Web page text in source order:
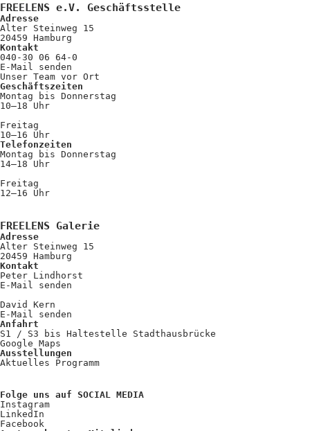
FREELENS e.V. Geschäftsstelle
Adresse
Alter Steinweg 15
20459 Hamburg
Kontakt
040-30 06 64-0
E-Mail senden
Unser Team vor Ort
Geschäftszeiten
Montag bis Donnerstag
10–18 Uhr
Freitag
10–16 Uhr
Telefonzeiten
Montag bis Donnerstag
14–18 Uhr
Freitag
12–16 Uhr
FREELENS Galerie
Adresse
Alter Steinweg 15
20459 Hamburg
Kontakt
Peter Lindhorst
E-Mail senden
David Kern
E-Mail senden
Anfahrt
S1 / S3 bis Haltestelle Stadthausbrücke
Google Maps
Ausstellungen
Aktuelles Programm
Folge uns auf SOCIAL MEDIA
Instagram
LinkedIn
Facebook